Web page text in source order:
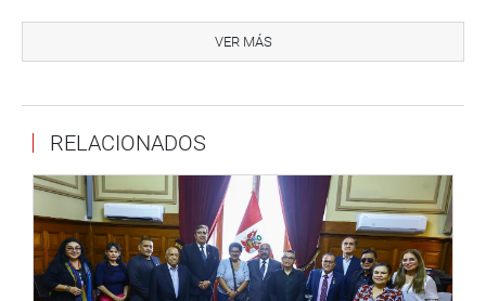
respaldo al dictamen. El congresista Waldemar Cerrón
(bancada Perú Libre) destacó que el Congreso no
el crecimiento con equidad y justicia. A su turno, el
Central es la obra vial más importante del país, al
considerar que fortalecerá el desarrollo económico y la
integración territorial del Perú.
La norma aprobada establece mecanismos especiales
VER MÁS
RELACIONADOS